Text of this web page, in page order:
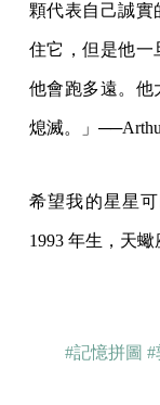
顆代表自己誠實
住它，但是他一
他會跑多遠。他
熄滅。」
希望我的星星
1993 年生，天蠍
#記憶拼圖 #